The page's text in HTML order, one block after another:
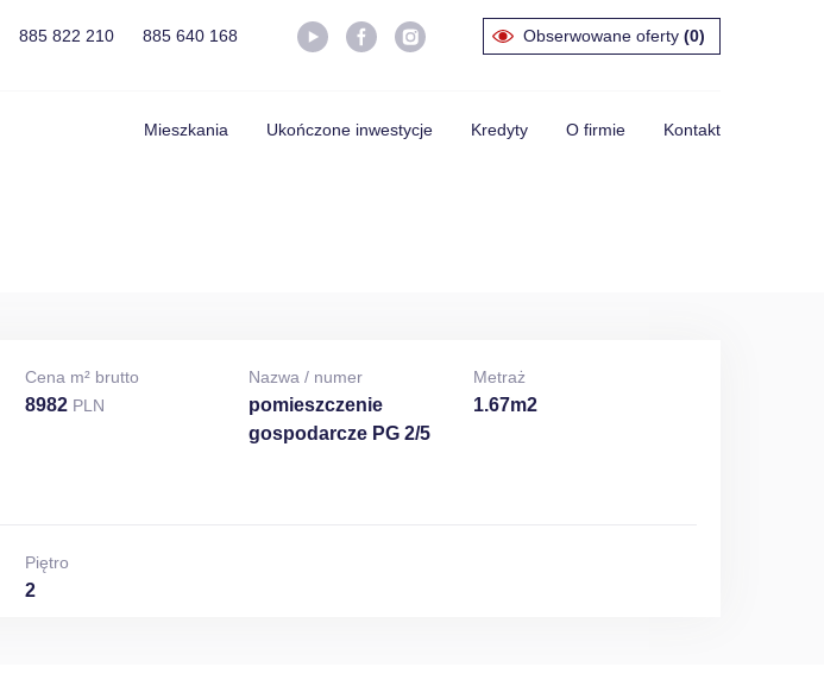
885 822 210 885 640 168 Obserwowane oferty (0)
Mieszkania Ukończone inwestycje Kredyty O firmie Kontakt
Cena m² brutto
8982PLN
Nazwa / numer
pomieszczenie
gospodarcze PG 2/5
Metraż
1.67m2
Piętro
2